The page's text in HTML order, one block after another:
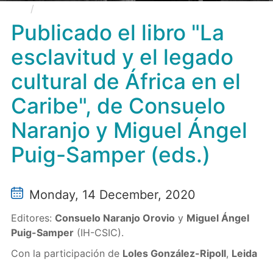
cultural de África en el Caribe", de Consuelo Naranjo y
Miguel Ángel Puig-Samper (eds.)
Publicado el libro "La
esclavitud y el legado
cultural de África en el
Caribe", de Consuelo
Naranjo y Miguel Ángel
Puig-Samper (eds.)
Monday, 14 December, 2020
Editores: Consuelo Naranjo Orovio y Miguel Ángel
Puig-Samper(IH-CSIC).
Con la participación de Loles González-Ripoll, Leida